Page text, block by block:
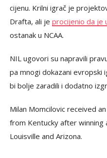
cijenu. Krilni igrač je
Drafta, ali je procijenio da je
ostanak u NCAA.
NIL ugovori su napravili
pa mnogi dokazani evropski
bi bolje zaradili i dodatno
Milan Momcilovic received
from Kentucky after winning
Louisville and Arizona.